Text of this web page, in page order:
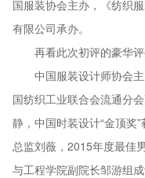
国服装协会主办，《纺织
有限公司承办。
再看此次初评的豪华评
中国服装设计师协会
国纺织工业联合会流通分
静，中国时装设计“金顶奖
总监刘薇，2015年度最佳
与工程学院副院长邹游组成